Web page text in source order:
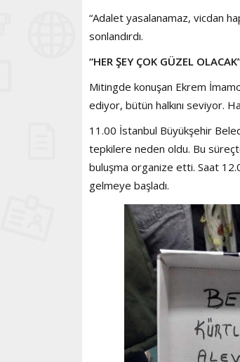
“Adalet yasalanamaz, vicdan
sonlandırdı.
“HER ŞEY ÇOK GÜZEL
Mitingde konuşan Ekrem
ediyor, bütün halkını seviyor.
11.00 İstanbul Büyükşehir
tepkilere neden oldu. Bu
buluşma organize etti. Saat
gelmeye başladı.